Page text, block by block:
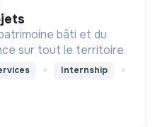
bâti et du
sur tout le territoire
Internship